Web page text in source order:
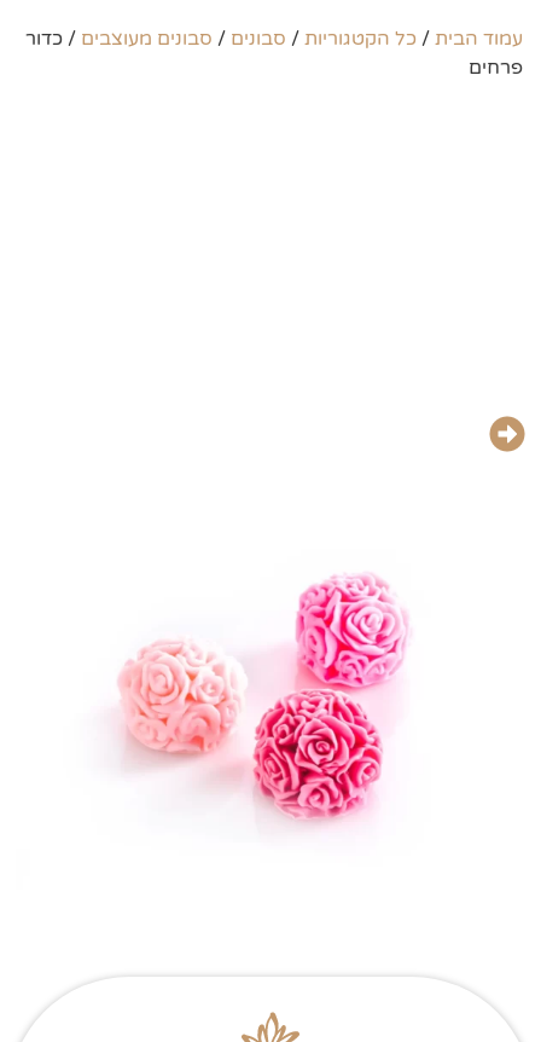
עמוד הבית / כל הקטגוריות / סבונים / סבונים מעוצבים / כדור
פרחים